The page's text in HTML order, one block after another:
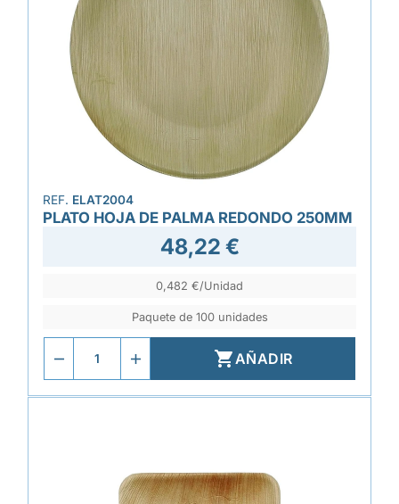
REF. ELAT2004
PLATO HOJA DE PALMA REDONDO 250MM
48,22 €
0,482 €/Unidad
Paquete de 100 unidades
AÑADIR